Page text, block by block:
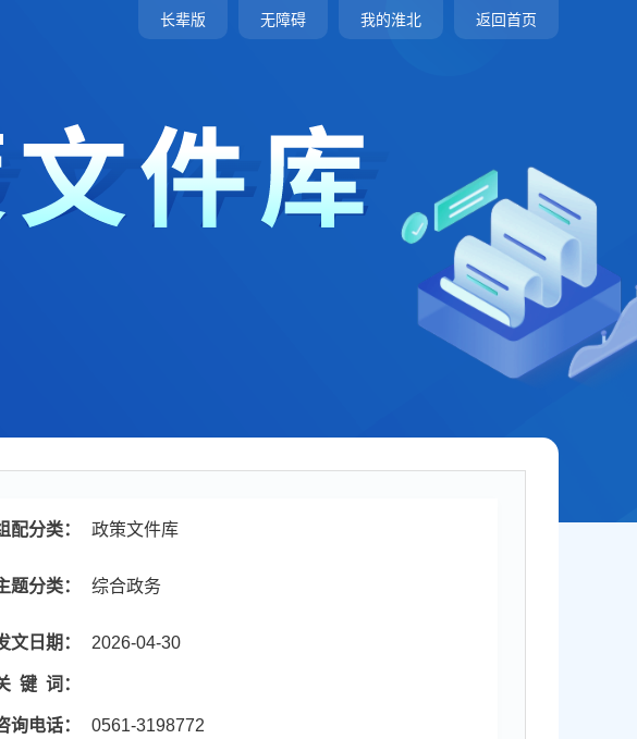
长辈版 无障碍 我的淮北 返回首页
配分类： 政策文件库
题分类： 综合政务
文日期： 2026-04-30
键 词：
询电话： 0561-3198772